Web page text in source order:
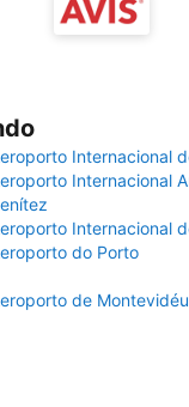
Internacional
Internacional
Internacional
do Porto
de Montevidéu